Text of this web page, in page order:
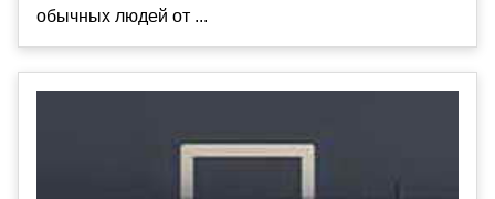
обычных людей от ...